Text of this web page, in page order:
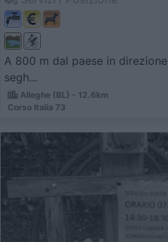
A 800 m dal paese in
segh...
Alleghe (BL) - 12.6km
Corso Italia 73